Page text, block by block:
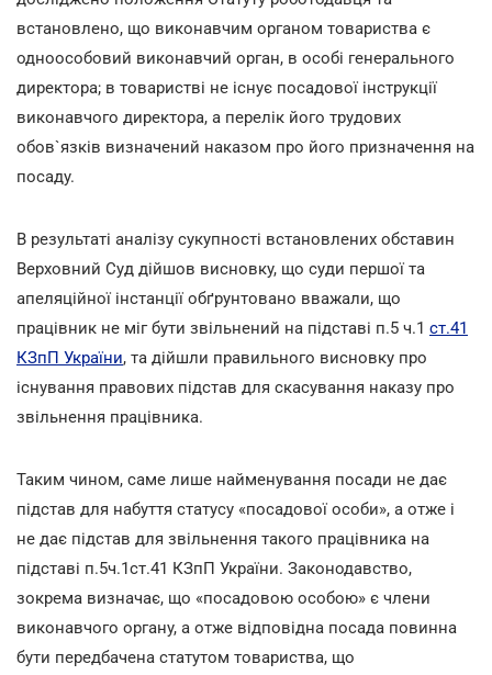
встановлено, що виконавчим органом товариства є
одноособовий виконавчий орган, в особі генерального
директора; в товаристві не існує посадової інструкції
виконавчого директора, а перелік його трудових
обов`язків визначений наказом про його призначення на
посаду.
В результаті аналізу сукупності встановлених обставин
Верховний Суд дійшов висновку, що суди першої та
апеляційної інстанції обґрунтовано вважали, що
працівник не міг бути звільнений на підставі п.5 ч.1 ст.41
КЗпП України, та дійшли правильного висновку про
існування правових підстав для скасування наказу про
звільнення працівника.
Таким чином, саме лише найменування посади не дає
підстав для набуття статусу «посадової особи», а отже і
не дає підстав для звільнення такого працівника на
підставі п.5ч.1ст.41 КЗпП України. Законодавство,
зокрема визначає, що «посадовою особою» є члени
виконавчого органу, а отже відповідна посада повинна
бути передбачена статутом товариства, що